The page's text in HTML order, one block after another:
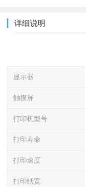
详细说明
显示器
触摸屏
打印机型号
打印寿命
打印速度
打印纸宽